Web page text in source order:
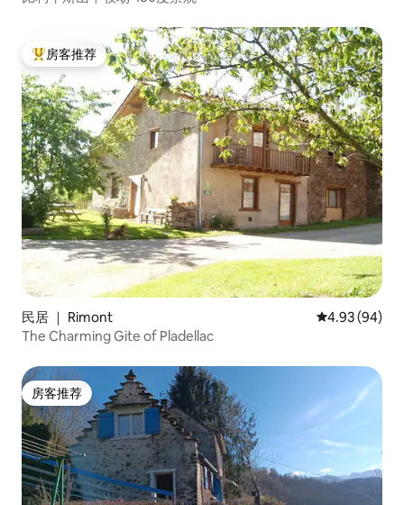
热门「房客推荐」
房客推荐
民居 ｜ Rimont 平均评分 4.93
4.93 (94)
The Charming Gite of Pladellac
房客推荐
房客推荐